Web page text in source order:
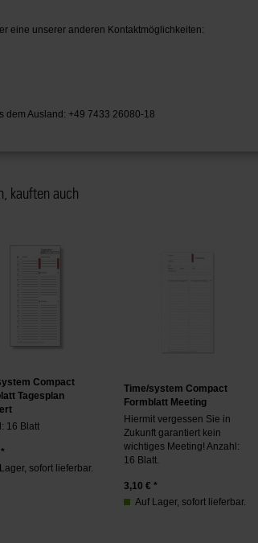
eine unserer anderen Kontaktmöglichkeiten:
dem Ausland: +49 7433 26080-18
kauften auch
Compact
Tagesplan
16 Blatt
sofort lieferbar.
Time/system Compact
Formblatt Meeting
Hiermit vergessen Sie in
Zukunft garantiert kein
wichtiges Meeting! Anzahl:
16 Blatt.
3,10 € *
Auf Lager, sofort lieferbar.